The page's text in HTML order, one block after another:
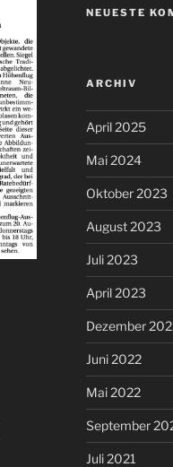
NEUESTE
ARCHIV
April 2025
Mai 2024
Oktober 2023
August 2023
Juli 2023
April 2023
Dezember
Juni 2022
Mai 2022
September
Juli 2021